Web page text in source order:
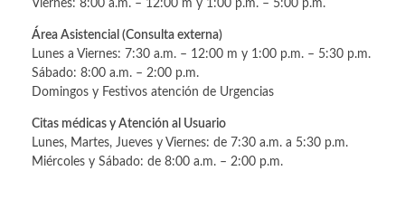
Viernes: 8:00 a.m. – 12:00 m y 1:00 p.m. – 5:00 p.m.
Área Asistencial (Consulta externa)
Lunes a Viernes: 7:30 a.m. – 12:00 m y 1:00 p.m. – 5:30 p.m.
Sábado: 8:00 a.m. – 2:00 p.m.
Domingos y Festivos atención de Urgencias
Citas médicas y Atención al Usuario
Lunes, Martes, Jueves y Viernes: de 7:30 a.m. a 5:30 p.m.
Miércoles y Sábado: de 8:00 a.m. – 2:00 p.m.